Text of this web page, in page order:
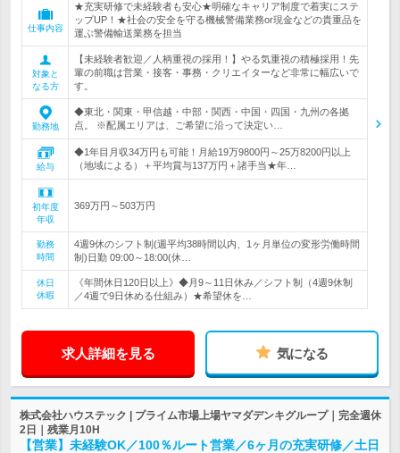
仕事内容
★充実研修で未経験者も安心★明確なキャリア制度で着実にステ
ップUP！★社会の安全を守る機械警備業務or現金などの貴重品を
運ぶ警備輸送業務を担当
対象と
なる方
【未経験者歓迎／人柄重視の採用！】やる気重視の積極採用！先
輩の前職は営業・接客・事務・クリエイターなど非常に幅広いで
す。
勤務地
◆東北・関東・甲信越・中部・関西・中国・四国・九州の各拠
点。 ※配属エリアは、ご希望に沿って決定い…
給与
◆1年目月収34万円も可能！月給19万9800円～25万8200円以上
（地域による）＋平均賞与137万円＋諸手当★年…
初年度
年収
369万円～503万円
勤務
時間
4週9休のシフト制(週平均38時間以内、1ヶ月単位の変形労働時間
制)日勤 09:00～18:00(休…
休日
休暇
《年間休日120日以上》◆月9～11日休み／シフト制（4週9休制
／4週で9日休める仕組み）★希望休を…
求人詳細を見る 気になる
株式会社ハウステック | プライム市場上場ヤマダデンキグループ｜完全週休
2日｜残業月10H
【営業】未経験OK／100％ルート営業／6ヶ月の充実研修／土日